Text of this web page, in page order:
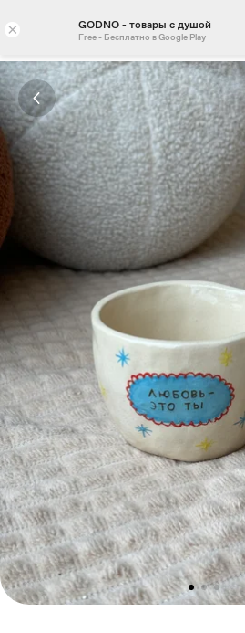
× GODNO - товары с душой
Free - Бесплатно в Google Play